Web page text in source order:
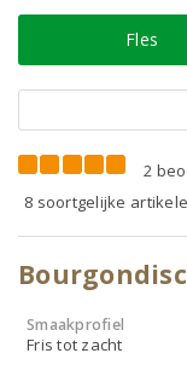
Fles
2
8 soortgelijke
Smaakprofiel
Fris tot zacht